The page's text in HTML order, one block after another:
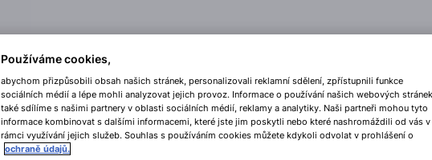
Používáme cookies,
abychom přizpůsobili obsah našich stránek, personalizovali reklamní sdělení, zpřístupnili funkce
sociálních médií a lépe mohli analyzovat jejich provoz. Informace o používání našich webových stránek
také sdílíme s našimi partnery v oblasti sociálních médií, reklamy a analytiky. Naši partneři mohou tyto
informace kombinovat s dalšími informacemi, které jste jim poskytli nebo které nashromáždili od vás v
rámci využívání jejich služeb. Souhlas s používáním cookies můžete kdykoli odvolat v prohlášení o
ochraně údajů.